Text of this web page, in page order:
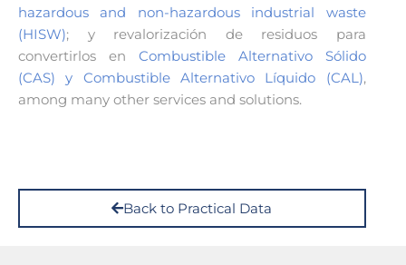
hazardous and non-hazardous industrial waste
(HISW); y revalorización de residuos para
convertirlos en Combustible Alternativo Sólido
(CAS) y Combustible Alternativo Líquido (CAL),
among many other services and solutions.
Back to Practical Data